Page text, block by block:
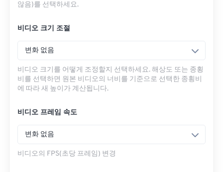
않음)를 선택하세요.
비디오 크기 조절
변화 없음
비디오 크기를 어떻게 조정할지 선택하세요. 해상도 또는 종횡
비를 선택하면 원본 비디오의 너비를 기준으로 선택한 종횡비
에 따라 새 높이가 계산됩니다.
비디오 프레임 속도
변화 없음
비디오의 FPS(초당 프레임) 변경